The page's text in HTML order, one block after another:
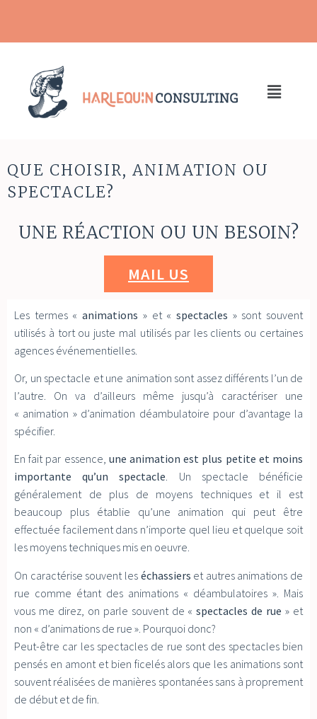
QUE CHOISIR, ANIMATION OU
SPECTACLE?
UNE RÉACTION OU UN BESOIN?
MAIL US
Les termes «animations » et « spectacles » sont souvent
utilisés à tort ou juste mal utilisés par les clients ou certaines
agences événementielles.
Or, un spectacle et une animation sont assez différents l’un de
l’autre. On va d’ailleurs même jusqu’à caractériser une
« animation » d’animation déambulatoire pour d’avantage la
spécifier.
En fait par essence, une animation est plus petite et moins
importante qu’un spectacle. Un spectacle bénéficie
généralement de plus de moyens techniques et il est
beaucoup plus établie qu’une animation qui peut être
effectuée facilement dans n’importe quel lieu et quelque soit
les moyens techniques mis en oeuvre.
On caractérise souvent les échassiers et autres animations de
rue comme étant des animations « déambulatoires ». Mais
vous me direz, on parle souvent de «spectacles de rue » et
non « d’animations de rue ». Pourquoi donc?
Peut-être car les spectacles de rue sont des spectacles bien
pensés en amont et bien ficelés alors que les animations sont
souvent réalisées de manières spontanées sans à proprement
de début et de fin.